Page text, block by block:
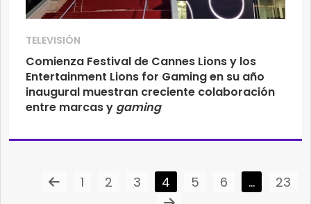
TELEVISIÓN
Comienza Festival de Cannes Lions y los
Entertainment Lions for Gaming en su año
inaugural muestran creciente colaboración
entre marcas y gaming
1 2 3 4 5 6 … 23